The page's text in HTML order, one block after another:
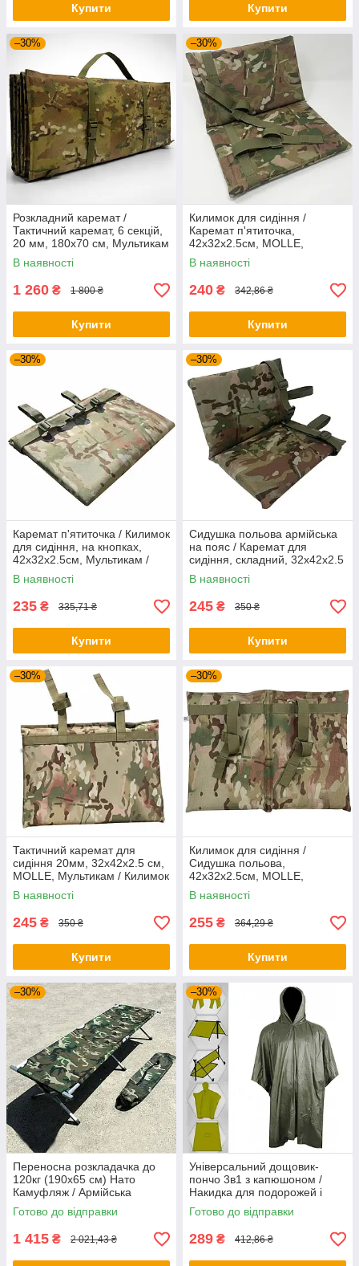
Купити Купити
–30%
Розкладний каремат /
Тактичний каремат, 6 секцій,
20 мм, 180х70 см, Мультикам
/ Каремат розкладний
В наявності
1 260 ₴ 1 800 ₴
Купити
–30%
Килимок для сидіння /
Каремат п'ятиточка,
42x32x2.5см, MOLLE,
Мультикам / Тактичний
каремат для сидіння
В наявності
240 ₴ 342,86 ₴
Купити
–30%
Каремат п'ятиточка / Килимок
для сидіння, на кнопках,
42x32x2.5см, Мультикам /
Тактичний каремат для
сидіння
В наявності
235 ₴ 335,71 ₴
Купити
–30%
Сидушка польова армійська
на пояс / Каремат для
сидіння, складний, 32x42x2.5
см, Мультикам / Тактичний
килимок для сидіння 20мм
В наявності
245 ₴ 350 ₴
Купити
–30%
Тактичний каремат для
сидіння 20мм, 32x42x2.5 см,
MOLLE, Мультикам / Килимок
для сидіння / Килимок для
сидіння
В наявності
245 ₴ 350 ₴
Купити
–30%
Килимок для сидіння /
Сидушка польова,
42x32x2.5см, MOLLE,
Мультикам / Тактичний
каремат для сидіння
В наявності
255 ₴ 364,29 ₴
Купити
–30%
Переносна розкладачка до
120кг (190х65 см) Нато
Камуфляж / Армійська
металева розкладушка
Готово до відправки
1 415 ₴ 2 021,43 ₴
–30%
Універсальний дощовик-
пончо 3в1 з капюшоном /
Накидка для подорожей і
відпочинку
Готово до відправки
289 ₴ 412,86 ₴